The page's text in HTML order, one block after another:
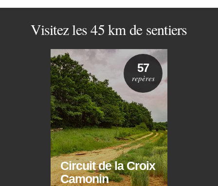
Visitez les 45 km de sentiers
Circuit de la Croix
Camonin
57
repères